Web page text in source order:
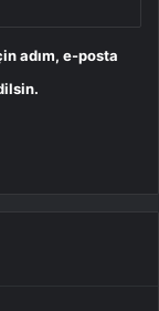
adım, e-posta